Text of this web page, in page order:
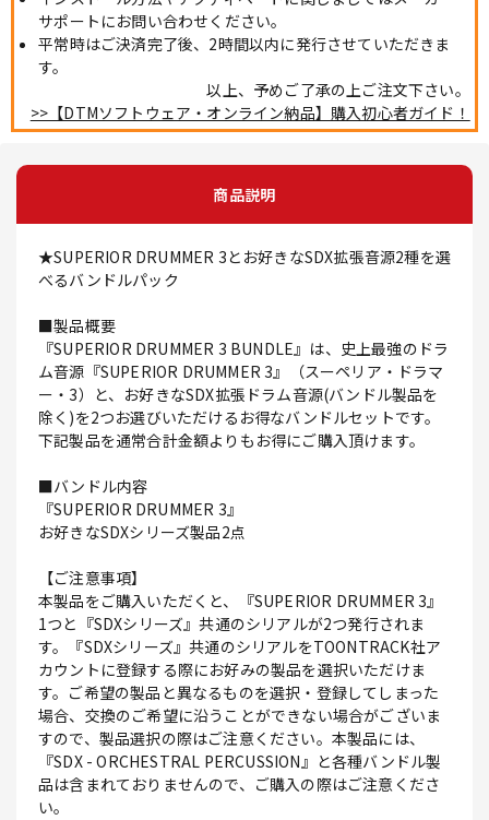
サポートにお問い合わせください。
平常時はご決済完了後、2時間以内に発行させていただきま
す。
以上、予めご了承の上ご注文下さい。
>>【DTMソフトウェア・オンライン納品】購入初心者ガイド！
商品説明
★SUPERIOR DRUMMER 3とお好きなSDX拡張音源2種を選
べるバンドルパック
■製品概要
『SUPERIOR DRUMMER 3 BUNDLE』は、史上最強のドラ
ム音源『SUPERIOR DRUMMER 3』（スーペリア・ドラマ
ー・3）と、お好きなSDX拡張ドラム音源(バンドル製品を
除く)を2つお選びいただけるお得なバンドルセットです。
下記製品を通常合計金額よりもお得にご購入頂けます。
■バンドル内容
『SUPERIOR DRUMMER 3』
お好きなSDXシリーズ製品2点
【ご注意事項】
本製品をご購入いただくと、『SUPERIOR DRUMMER 3』
1つと『SDXシリーズ』共通のシリアルが2つ発行されま
す。『SDXシリーズ』共通のシリアルをTOONTRACK社ア
カウントに登録する際にお好みの製品を選択いただけま
す。ご希望の製品と異なるものを選択・登録してしまった
場合、交換のご希望に沿うことができない場合がございま
すので、製品選択の際はご注意ください。本製品には、
『SDX - ORCHESTRAL PERCUSSION』と各種バンドル製
品は含まれておりませんので、ご購入の際はご注意くださ
い。